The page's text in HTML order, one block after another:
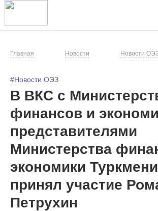
Главная Новости Новости
#Новости ОЭЗ
В ВКС с
финансов и
представителями
Министерства
экономики
принял участие
Петрухин